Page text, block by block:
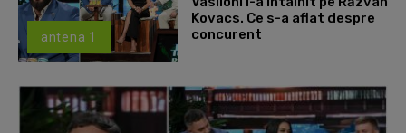
antena 1
Kovacs. Ce s-a aflat despre
concurent